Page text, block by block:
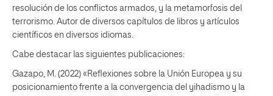
resolución de los conflictos armados, y la metamorfosis del
terrorismo. Autor de diversos capítulos de libros y artículos
científicos en diversos idiomas.
Cabe destacar las siguientes publicaciones:
Gazapo, M. (2022) «Reflexiones sobre la Unión Europea y su
posicionamiento frente a la convergencia del yihadismo y la